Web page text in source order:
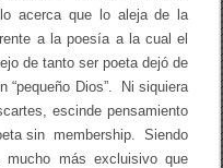
acerca que lo aleja de la
a la poesía a la cual el
de tanto ser poeta dejó de
“pequeño Dios”. Ni siquiera
escinde pensamiento
sin membership. Siendo
más excluisivo que